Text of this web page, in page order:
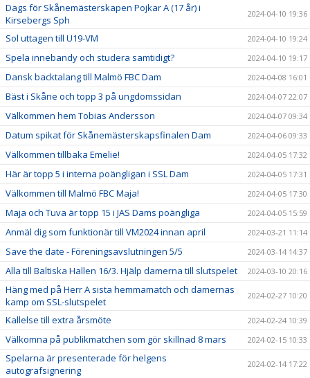
Dags för Skånemästerskapen Pojkar A (17 år) i
Kirsebergs Sph
2024-04-10 19:36
Sol uttagen till U19-VM 2024-04-10 19:24
Spela innebandy och studera samtidigt? 2024-04-10 19:17
Dansk backtalang till Malmö FBC Dam 2024-04-08 16:01
Bäst i Skåne och topp 3 på ungdomssidan 2024-04-07 22:07
Välkommen hem Tobias Andersson 2024-04-07 09:34
Datum spikat för Skånemästerskapsfinalen Dam 2024-04-06 09:33
Välkommen tillbaka Emelie! 2024-04-05 17:32
Här är topp 5 i interna poängligan i SSL Dam 2024-04-05 17:31
Välkommen till Malmö FBC Maja! 2024-04-05 17:30
Maja och Tuva är topp 15 i JAS Dams poängliga 2024-04-05 15:59
Anmäl dig som funktionär till VM2024 innan april 2024-03-21 11:14
Save the date - Föreningsavslutningen 5/5 2024-03-14 14:37
Alla till Baltiska Hallen 16/3. Hjälp damerna till slutspelet 2024-03-10 20:16
Häng med på Herr A sista hemmamatch och damernas
kamp om SSL-slutspelet
2024-02-27 10:20
Kallelse till extra årsmöte 2024-02-24 10:39
Välkomna på publikmatchen som gör skillnad 8 mars 2024-02-15 10:33
Spelarna är presenterade för helgens
autografsignering
2024-02-14 17:22